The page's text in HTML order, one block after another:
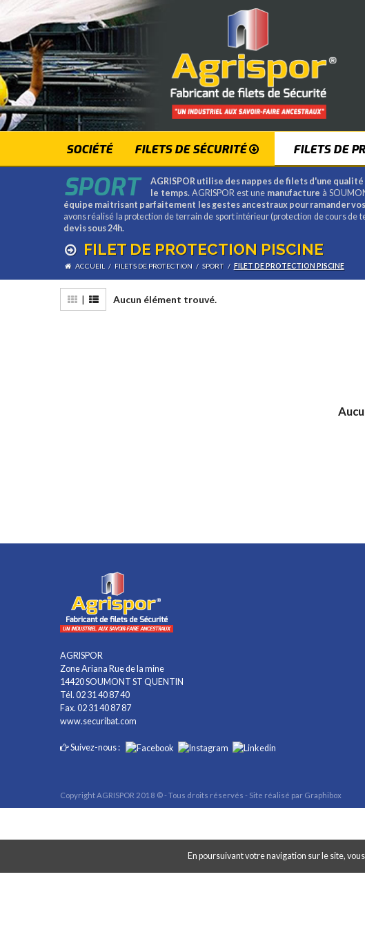
SOCIÉTÉ FILETS DE SÉCURITÉ FILETS DE
SPORT
AGRISPOR utilise des nappes de filets d'une
le temps.AGRISPOR est une manufacture à
équipe maitrisant parfaitement les gestes ancestraux pour ramander
avons réalisé la protection de terrain de sport intérieur (protection de cours
devis sous 24h.
FILET DE PROTECTION PISCINE
ACCUEIL / FILETS DE PROTECTION / SPORT / FILET DE PROTECTION PISCINE
| Aucun élément trouvé.
AGRISPOR
Zone Ariana Rue de la mine
14420 SOUMONT ST QUENTIN
Tél. 02 31 40 87 40
Fax. 02 31 40 87 87
www.securibat.com
Suivez-nous :
Copyright AGRISPOR 2018 © - Tous droits réservés - Site réalisé par Graphibox
En poursuivant votre navigation sur le site,